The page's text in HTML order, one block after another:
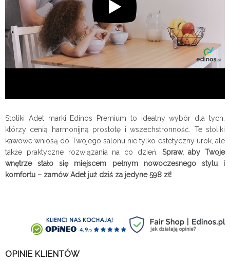
Stoliki Adet marki Edinos Premium to idealny wybór dla tych,
którzy cenią harmonijną prostotę i wszechstronność. Te stoliki
kawowe wniosą do Twojego salonu nie tylko estetyczny urok, ale
także praktyczne rozwiązania na co dzień. Spraw, aby Twoje
wnętrze stało się miejscem pełnym nowoczesnego stylu i
komfortu – zamów Adet już dziś za jedyne 598 zł!
OPINIE KLIENTÓW